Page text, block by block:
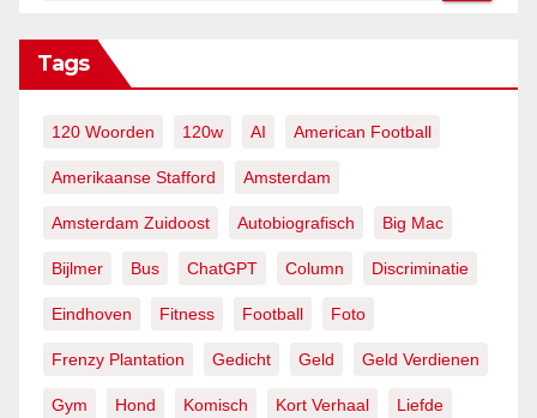
Tags
120 Woorden 120w AI American Football
Amerikaanse Stafford Amsterdam
Amsterdam Zuidoost Autobiografisch Big Mac
Bijlmer Bus ChatGPT Column Discriminatie
Eindhoven Fitness Football Foto
Frenzy Plantation Gedicht Geld Geld Verdienen
Gym Hond Komisch Kort Verhaal Liefde